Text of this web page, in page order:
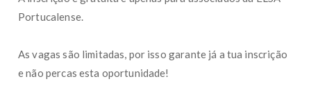
Portucalense.
As vagas são limitadas, por isso garante já a tua inscrição
e não percas esta oportunidade!